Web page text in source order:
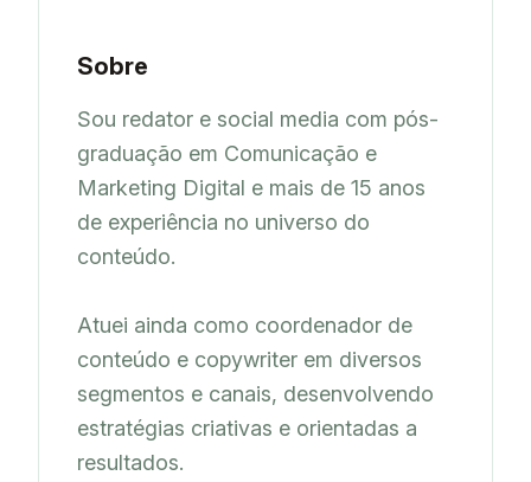
Sobre
Sou redator e social media com pós-
graduação em Comunicação e
Marketing Digital e mais de 15 anos
de experiência no universo do
conteúdo.
Atuei ainda como coordenador de
conteúdo e copywriter em diversos
segmentos e canais, desenvolvendo
estratégias criativas e orientadas a
resultados.